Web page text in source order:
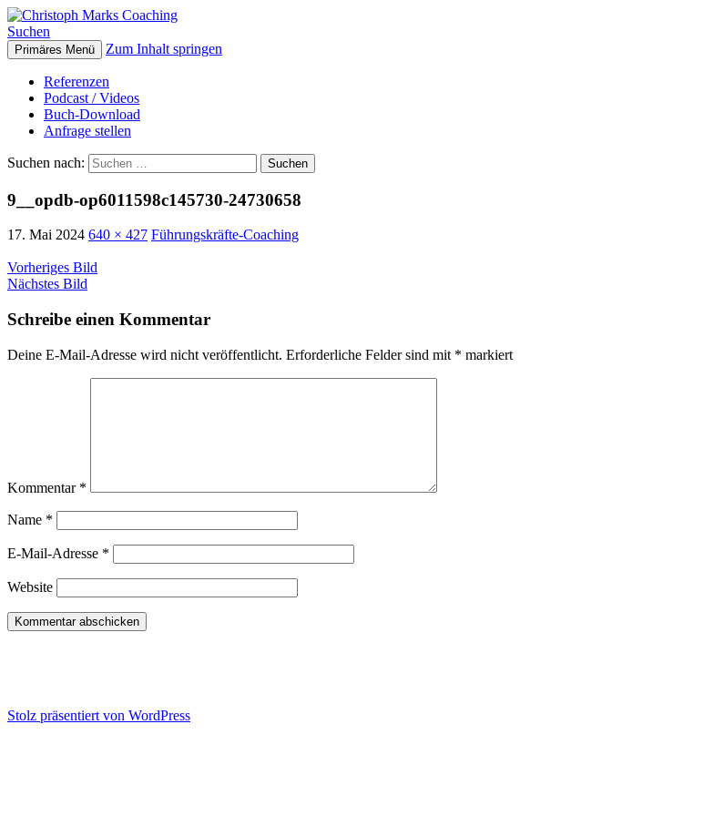
Christoph Marks Coaching
Suchen
Primäres Menü Zum Inhalt springen
Referenzen
Podcast / Videos
Buch-Download
Anfrage stellen
Suchen nach:
9__opdb-op6011598c145730-24730658
17. Mai 2024 640 × 427 Führungskräfte-Coaching
Vorheriges Bild
Nächstes Bild
Schreibe einen Kommentar
Deine E-Mail-Adresse wird nicht veröffentlicht. Erforderliche Felder sind mit * markiert
Kommentar *
Name *
E-Mail-Adresse *
Website
Stolz präsentiert von WordPress